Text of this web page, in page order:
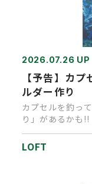
2026.07.26 UP
【予告】カ
ルダー作り
カプセルを釣っ
り」があるかも
■時間：1…
LOFT